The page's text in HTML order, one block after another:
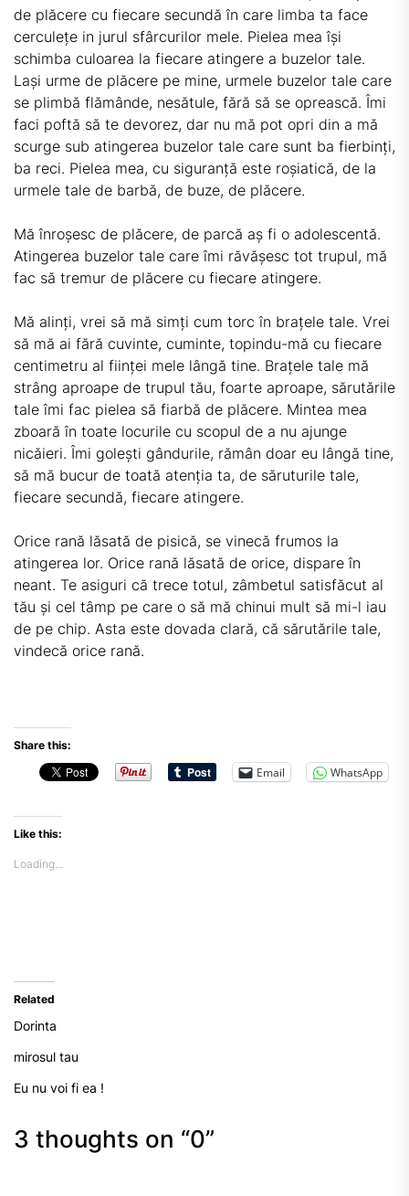
de plăcere cu fiecare secundă în care limba ta face
cerculețe in jurul sfârcurilor mele. Pielea mea își
schimba culoarea la fiecare atingere a buzelor tale.
Lași urme de plăcere pe mine, urmele buzelor tale care
se plimbă flămânde, nesătule, fără să se oprească. Îmi
faci poftă să te devorez, dar nu mă pot opri din a mă
scurge sub atingerea buzelor tale care sunt ba fierbinți,
ba reci. Pielea mea, cu siguranță este roșiatică, de la
urmele tale de barbă, de buze, de plăcere.
Mă înroșesc de plăcere, de parcă aș fi o adolescentă.
Atingerea buzelor tale care îmi răvășesc tot trupul, mă
fac să tremur de plăcere cu fiecare atingere.
Mă alinți, vrei să mă simți cum torc în brațele tale. Vrei
să mă ai fără cuvinte, cuminte, topindu-mă cu fiecare
centimetru al ființei mele lângă tine. Brațele tale mă
strâng aproape de trupul tău, foarte aproape, sărutările
tale îmi fac pielea să fiarbă de plăcere. Mintea mea
zboară în toate locurile cu scopul de a nu ajunge
nicăieri. Îmi golești gândurile, rămân doar eu lângă tine,
să mă bucur de toată atenția ta, de săruturile tale,
fiecare secundă, fiecare atingere.
Orice rană lăsată de pisică, se vinecă frumos la
atingerea lor. Orice rană lăsată de orice, dispare în
neant. Te asiguri că trece totul, zâmbetul satisfăcut al
tău și cel tâmp pe care o să mă chinui mult să mi-l iau
de pe chip. Asta este dovada clară, că sărutările tale,
vindecă orice rană.
Share this:
Email WhatsApp
Like this:
Loading...
Related
Dorinta
mirosul tau
Eu nu voi fi ea !
3 thoughts on “0”